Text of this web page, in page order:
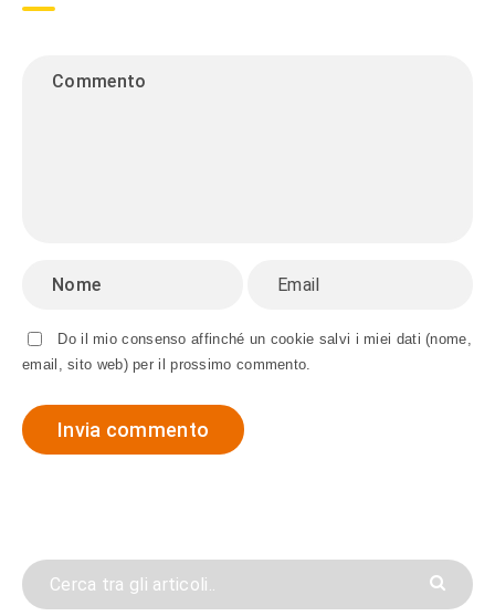
Do il mio consenso affinché un cookie salvi i miei dati (nome,
email, sito web) per il prossimo commento.